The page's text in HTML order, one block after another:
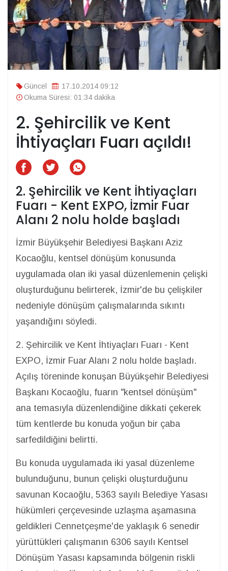
Güncel
17.10.2014 09:12
Okuma Süresi: 01:34 dakika
2. Şehircilik ve Kent
İhtiyaçları Fuarı açıldı!
2. Şehircilik ve Kent İhtiyaçları
Fuarı - Kent EXPO, İzmir Fuar
Alanı 2 nolu holde başladı
İzmir Büyükşehir Belediyesi Başkanı Aziz
Kocaoğlu, kentsel dönüşüm konusunda
uygulamada olan iki yasal düzenlemenin çelişki
oluşturduğunu belirterek, İzmir'de bu çelişkiler
nedeniyle dönüşüm çalışmalarında sıkıntı
yaşandığını söyledi.
2. Şehircilik ve Kent İhtiyaçları Fuarı - Kent
EXPO, İzmir Fuar Alanı 2 nolu holde başladı.
Açılış töreninde konuşan Büyükşehir Belediyesi
Başkanı Kocaoğlu, fuarın "kentsel dönüşüm"
ana temasıyla düzenlendiğine dikkati çekerek
tüm kentlerde bu konuda yoğun bir çaba
sarfedildiğini belirtti.
Bu konuda uygulamada iki yasal düzenleme
bulunduğunu, bunun çelişki oluşturduğunu
savunan Kocaoğlu, 5363 sayılı Belediye Yasası
hükümleri çerçevesinde uzlaşma aşamasına
geldikleri Cennetçeşme'de yaklaşık 6 senedir
yürüttükleri çalışmanın 6306 sayılı Kentsel
Dönüşüm Yasası kapsamında bölgenin riskli